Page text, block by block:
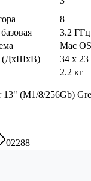
8
3.2 ГГц
Mac OS
(ДхШхВ)
34 x
2.2 кг
(M1/8/256Gb)
02288